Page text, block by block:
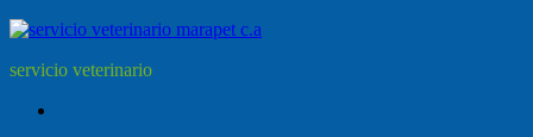
servicio veterinario